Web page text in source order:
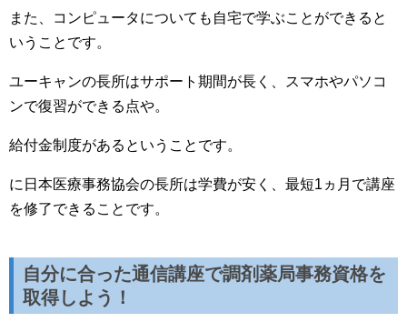
また、コンピュータについても自宅で学ぶことができると
いうことです。
ユーキャンの長所はサポート期間が長く、スマホやパソコ
ンで復習ができる点や。
給付金制度があるということです。
に日本医療事務協会の長所は学費が安く、最短1ヵ月で講座
を修了できることです。
自分に合った通信講座で調剤薬局事務資格を
取得しよう！